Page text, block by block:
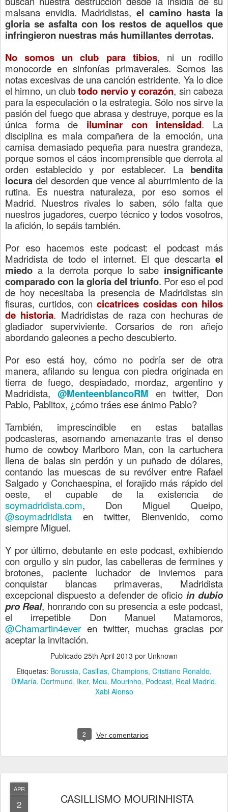
malsana envidia. Madridistas, el camino hasta la
gloria se asfalta con los restos de aquellos que
infringieron nuestras más humillantes derrotas.
No somos un club para tibios, ni un rodillo
monocorde en sinfonías primaverales. Somos las
notas excesivas de una canción estridente. Ya lo dice
el himno, un clubtodo nervio y corazón, sin cabeza
para la especulación o la estrategia. Sólo nos sirve la
pasión del fuego que abrasa y destruye, porque es la
única forma de iluminar con intensidad. La
disciplina es mala compañera de la emoción, una
camisa demasiado pequeña para nuestra grandeza,
porque somos el cáos incomprensible que derrota al
orden establecido y por establecer. Labendita
locura del desorden que vence al aburrimiento de la
rutina. Es nuestra naturaleza, por eso somos el
Madrid. Nuestros rivales lo saben, sólo falta que
nuestros jugadores, cuerpo técnico y todos vosotros,
la afición, lo sepáis también.
Por eso hacemos este podcast: el podcast más
Madridista de todo el internet. El que descarta el
miedo a la derrota porque lo sabe insignificante
comparado con la gloria del triunfo. Por eso el pod
de hoy necesitaba la presencia de Madridistas sin
fisuras, curtidos, con cicatrices cosidas con hilos
de historia. Madridistas de raza con hechuras de
gladiador superviviente. Corsarios de ron añejo
abordando galeones a pecho descubierto.
Por eso está hoy, cómo no podría ser de otra
manera, afilando su lengua con piedra originada en
tierra de fuego, despiadado, mordaz, argentino y
Madridista, @MenteenblancoRM en twitter, Don
Pablo, Pablitox, ¿cómo tráes ese ánimo Pablo?
También, imprescindible en estas batallas
podcasteras, asomando amenazante tras el denso
humo de cowboy Marlboro Man, con la cartuchera
llena de balas sin perdón y un puñado de dólares,
contando las muescas de su revólver entre Rafael
Salgado y Conchaespina, el forajido más rápido del
oeste, el cupable de la existencia de
soymadridista.com, Don Miguel Queipo,
@soymadridista en twitter, Bienvenido, como
siempre Miguel.
Y por último, debutante en este podcast, exhibiendo
con orgullo y sin pudor, las cabelleras de fermines y
brotones, paciente luchador de inviernos para
conquistar blancas primaveras, Madridista
excepcional dispuesto a defender de oficio in dubio
pro Real, honrando con su presencia a este podcast,
el irrepetible Don Manuel Matamoros,
@Chamartin4ever en twitter, muchas gracias por
aceptar la invitación.
Publicado 25th April 2013 por Unknown
Etiquetas: Borussia Casillas Champions Cristiano Ronaldo
DiMaría Dortmund Iker Mou Mourinho Podcast Real Madrid
Xabi Alonso
2 Ver comentarios
APR
2 CASILLISMO MOURINHISTA